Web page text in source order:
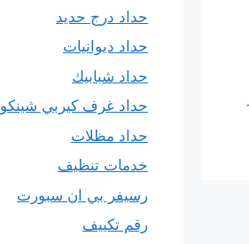
حداد درج حديد
حداد ديوانيات
حداد شبابيك
حداد غرف كيربي شينكو
حداد مظلات
خدمات تنظيف
رسيفر بي ان سبورت
رقم تكييف